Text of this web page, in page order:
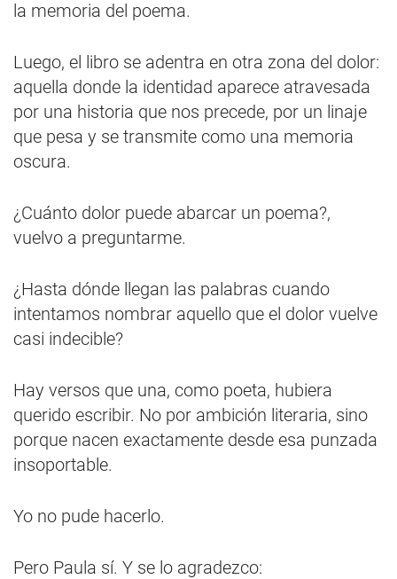
la memoria del poema.
Luego, el libro se adentra en otra zona del dolor:
aquella donde la identidad aparece atravesada
por una historia que nos precede, por un linaje
que pesa y se transmite como una memoria
oscura.
¿Cuánto dolor puede abarcar un poema?,
vuelvo a preguntarme.
¿Hasta dónde llegan las palabras cuando
intentamos nombrar aquello que el dolor vuelve
casi indecible?
Hay versos que una, como poeta, hubiera
querido escribir. No por ambición literaria, sino
porque nacen exactamente desde esa punzada
insoportable.
Yo no pude hacerlo.
Pero Paula sí. Y se lo agradezco: